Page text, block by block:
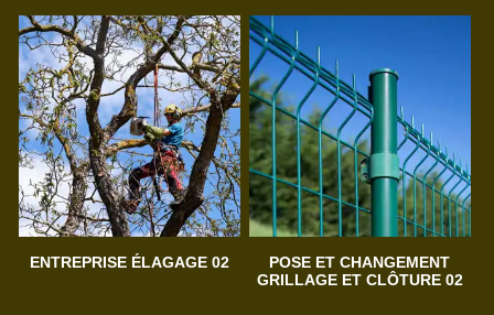
ENTREPRISE ÉLAGAGE 02
POSE ET CHANGEMENT
GRILLAGE ET CLÔTURE 02